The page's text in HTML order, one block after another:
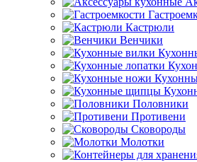
Кастрюли
Венчики
Половники
Противени
Сковороды
Молотки